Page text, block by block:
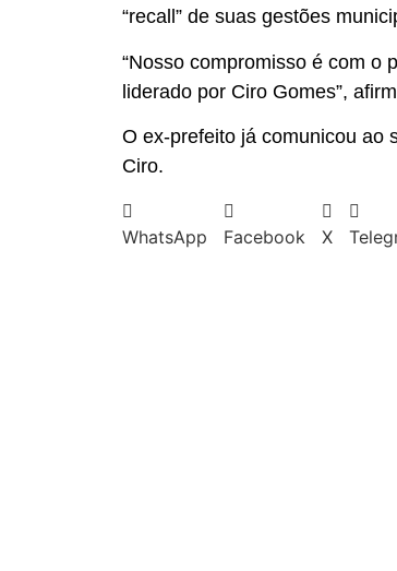
“recall” de suas gestões
“Nosso compromisso é com o
liderado por Ciro Gomes”,
O ex-prefeito já comunicou ao
Ciro.
WhatsApp Facebook X